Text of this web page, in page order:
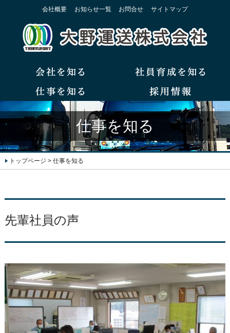
会社概要 お知らせ一覧 お問合せ サイトマップ
仕事を知る
トップページ > 仕事を知る
先輩社員の声